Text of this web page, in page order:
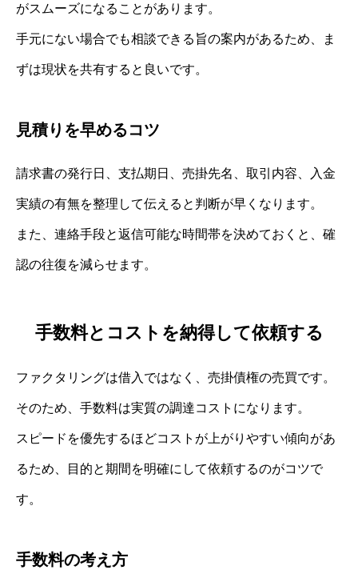
がスムーズになることがあります。
手元にない場合でも相談できる旨の案内があるため、ま
ずは現状を共有すると良いです。
見積りを早めるコツ
請求書の発行日、支払期日、売掛先名、取引内容、入金
実績の有無を整理して伝えると判断が早くなります。
また、連絡手段と返信可能な時間帯を決めておくと、確
認の往復を減らせます。
手数料とコストを納得して依頼する
ファクタリングは借入ではなく、売掛債権の売買です。
そのため、手数料は実質の調達コストになります。
スピードを優先するほどコストが上がりやすい傾向があ
るため、目的と期間を明確にして依頼するのがコツで
す。
手数料の考え方